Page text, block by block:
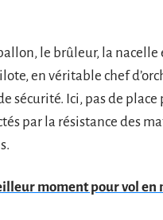
le brûleur, la
en véritable chef
sécurité. Ici, pas de
par la résistance des
moment pour vol en